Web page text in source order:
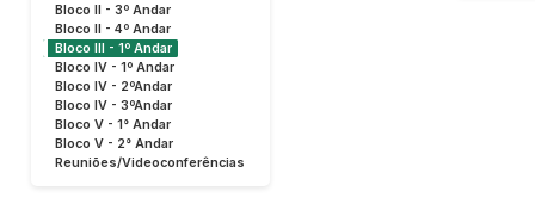
Bloco II - 3º Andar
Bloco II - 4º Andar
Bloco III - 1º Andar
Bloco IV - 1º Andar
Bloco IV - 2ºAndar
Bloco IV - 3ºAndar
Bloco V - 1° Andar
Bloco V - 2° Andar
Reuniões/Videoconferências